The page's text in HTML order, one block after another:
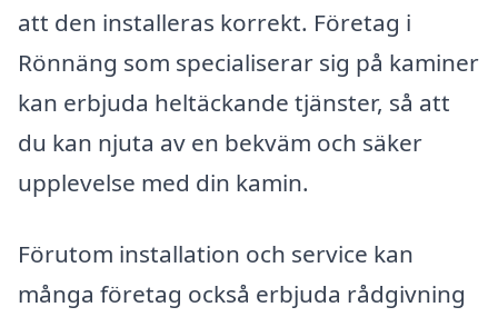
att den installeras korrekt. Företag i
Rönnäng som specialiserar sig på kaminer
kan erbjuda heltäckande tjänster, så att
du kan njuta av en bekväm och säker
upplevelse med din kamin.
Förutom installation och service kan
många företag också erbjuda rådgivning